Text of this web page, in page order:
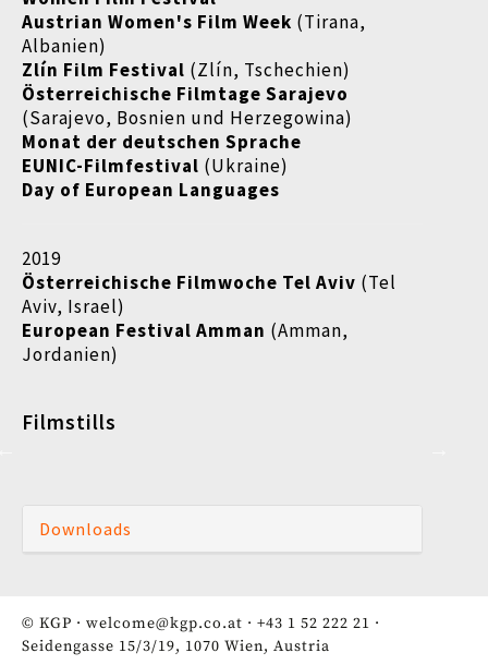
Austrian Women's Film Week (Tirana,
Albanien)
Zlín Film Festival (Zlín, Tschechien)
Österreichische Filmtage Sarajevo
(Sarajevo, Bosnien und Herzegowina)
Monat der deutschen Sprache
EUNIC-Filmfestival (Ukraine)
Day of European Languages
2019
Österreichische Filmwoche Tel Aviv (Tel
Aviv, Israel)
European Festival Amman (Amman,
Jordanien)
Filmstills
Downloads
© KGP · welcome@kgp.co.at · +43 1 52 222 21 ·
Seidengasse 15/3/19, 1070 Wien, Austria